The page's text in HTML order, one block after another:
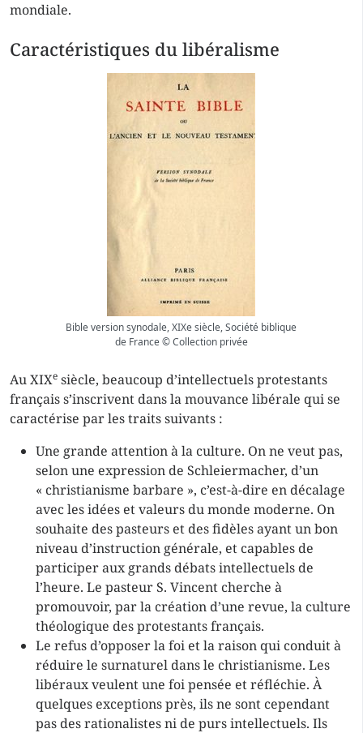
mondiale.
Caractéristiques du libéralisme
Bible version synodale, XIXe siècle, Société biblique
de France © Collection privée
Au XIXe siècle, beaucoup d’intellectuels protestants
français s’inscrivent dans la mouvance libérale qui se
caractérise par les traits suivants :
Une grande attention à la culture. On ne veut pas,
selon une expression de Schleiermacher, d’un
« christianisme barbare », c’est-à-dire en décalage
avec les idées et valeurs du monde moderne. On
souhaite des pasteurs et des fidèles ayant un bon
niveau d’instruction générale, et capables de
participer aux grands débats intellectuels de
l’heure. Le pasteur S. Vincent cherche à
promouvoir, par la création d’une revue, la culture
théologique des protestants français.
Le refus d’opposer la foi et la raison qui conduit à
réduire le surnaturel dans le christianisme. Les
libéraux veulent une foi pensée et réfléchie. À
quelques exceptions près, ils ne sont cependant
pas des rationalistes ni de purs intellectuels. Ils